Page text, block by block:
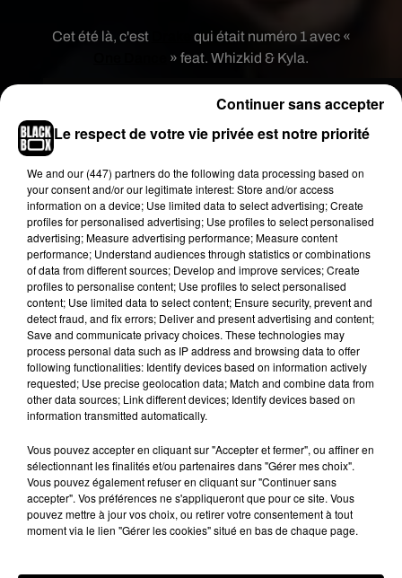
Publié : 31 juillet 2017 à 7h00 par La rédaction
Cet été là, c'est
qui était numéro 1 avec «
» feat. Whizkid & Kyla.
Fil actus
6 août 2026
Franglish et Keblack dévoilent une session live
surprise
Russ frappe fort avec son nouveau single «
Coulda Shoulda Woulda »
5 août 2026
Tiakola annonce le premier concert de son
WpointM Tour
4 août 2026
Le respect de votre vie privée est notre priorité
We and our (447) partnersdo the following data processing based on
your consent and/or our legitimate interest: Store and/or access
information on a device; Use limited data to select advertising; Create
profiles for personalised advertising; Use profiles to select personalised
advertising; Measure advertising performance; Measure content
performance; Understand audiences through statistics or combinations
of data from different sources; Develop and improve services; Create
profiles to personalise content; Use profiles to select personalised
content; Use limited data to select content; Ensure security, prevent and
detect fraud, and fix errors; Deliver and present advertising and content;
Save and communicate privacy choices. These technologies may
process personal data such as IP address and browsing data to offer
following functionalities: Identify devices based on information actively
requested; Use precise geolocation data; Match and combine data from
other data sources; Link different devices; Identify devices based on
information transmitted automatically.
Vous pouvez accepter en cliquant sur "Accepter et fermer", ou affiner en
sélectionnant les finalités et/ou partenaires dans "Gérer mes choix".
Vous pouvez également refuser en cliquant sur "Continuer sans
accepter". Vos préférences ne s'appliqueront que pour ce site. Vous
pouvez mettre à jour vos choix, ou retirer votre consentement à tout
moment via le lien "Gérer les cookies" situé en bas de chaque page.
Continuer sans accepter